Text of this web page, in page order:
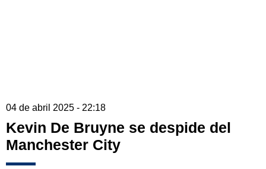
04 de abril 2025 - 22:18
Kevin De Bruyne se despide del
Manchester City